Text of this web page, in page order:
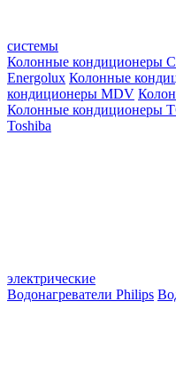
системы
Колонные кондиционеры
Energolux Колонные
кондиционеры MDV
Колонные кондиционеры
Toshiba
электрические
Водонагреватели Philips